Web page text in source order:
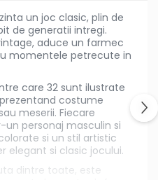
un joc clasic, plin de
de generatii intregi.
aduce un farmec
momentele petrecute in
care 32 sunt ilustrate
costume
meserii. Fiecare
personaj masculin si
si un stil artistic
elegant si clasic jocului.
dintre toate, este